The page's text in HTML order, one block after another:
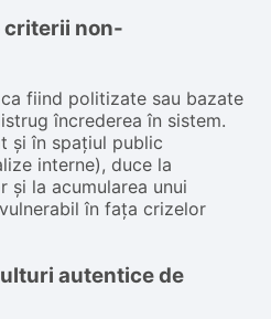
criterii non-
fiind politizate sau bazate
încrederea în sistem.
și în spațiul public
interne), duce la
și la acumularea unui
în fața crizelor
autentice de